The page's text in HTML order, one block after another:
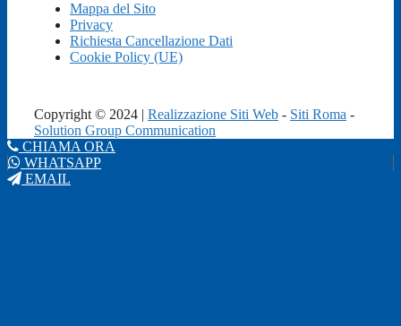
Mappa del Sito
Privacy
Richiesta Cancellazione Dati
Cookie Policy (UE)
Copyright © 2024 | Realizzazione Siti Web - Siti Roma -
Solution Group Communication
CHIAMA ORA
WHATSAPP
EMAIL